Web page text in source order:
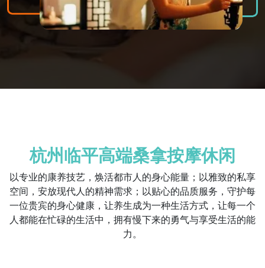
杭州临平高端桑拿按摩休闲
以专业的康养技艺，焕活都市人的身心能量；以雅致的私享
空间，安放现代人的精神需求；以贴心的品质服务，守护每
一位贵宾的身心健康，让养生成为一种生活方式，让每一个
人都能在忙碌的生活中，拥有慢下来的勇气与享受生活的能
力。